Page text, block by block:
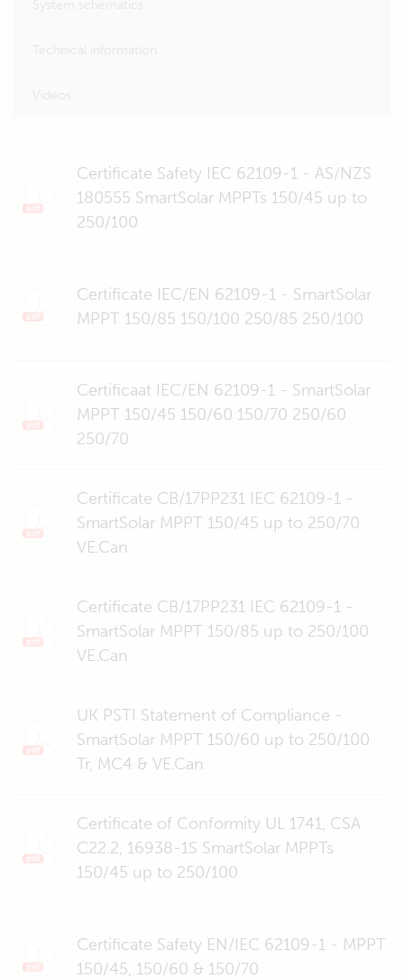
Certificate Safety IEC 62109-1 - AS/NZS
180555 SmartSolar MPPTs 150/45 up to
250/100
Certificate IEC/EN 62109-1 - SmartSolar
MPPT 150/85 150/100 250/85 250/100
Certificaat IEC/EN 62109-1 - SmartSolar
MPPT 150/45 150/60 150/70 250/60
250/70
Certificate CB/17PP231 IEC 62109-1 -
SmartSolar MPPT 150/45 up to 250/70
VE.Can
Certificate CB/17PP231 IEC 62109-1 -
SmartSolar MPPT 150/85 up to 250/100
VE.Can
UK PSTI Statement of Compliance -
SmartSolar MPPT 150/60 up to 250/100
Tr, MC4 & VE.Can
Certificate of Conformity UL 1741, CSA
C22.2, 16938-1S SmartSolar MPPTs
150/45 up to 250/100
Certificate Safety EN/IEC 62109-1 - MPPT
150/45, 150/60 & 150/70